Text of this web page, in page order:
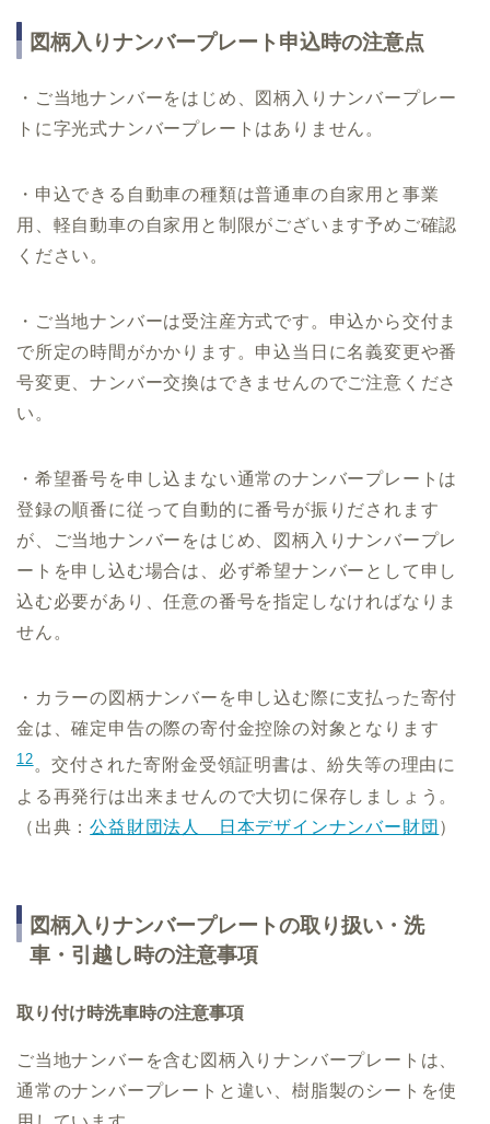
図柄入りナンバープレート申込時の注意点
・ご当地ナンバーをはじめ、図柄入りナンバープレー
トに字光式ナンバープレートはありません。
・申込できる自動車の種類は普通車の自家用と事業
用、軽自動車の自家用と制限がございます予めご確認
ください。
・ご当地ナンバーは受注産方式です。申込から交付ま
で所定の時間がかかります。申込当日に名義変更や番
号変更、ナンバー交換はできませんのでご注意くださ
い。
・希望番号を申し込まない通常のナンバープレートは
登録の順番に従って自動的に番号が振りだされます
が、ご当地ナンバーをはじめ、図柄入りナンバープレ
ートを申し込む場合は、必ず希望ナンバーとして申し
込む必要があり、任意の番号を指定しなければなりま
せん。
・カラーの図柄ナンバーを申し込む際に支払った寄付
金は、確定申告の際の寄付金控除の対象となります
12。交付された寄附金受領証明書は、紛失等の理由に
よる再発行は出来ませんので大切に保存しましょう。
（出典：公益財団法人 日本デザインナンバー財団 ）
図柄入りナンバープレートの取り扱い・洗
車・引越し時の注意事項
取り付け時洗車時の注意事項
ご当地ナンバーを含む図柄入りナンバープレートは、
通常のナンバープレートと違い、樹脂製のシートを使